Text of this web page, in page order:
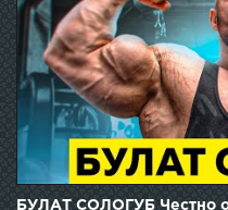
БУЛАТ СОЛОГУБ Честно